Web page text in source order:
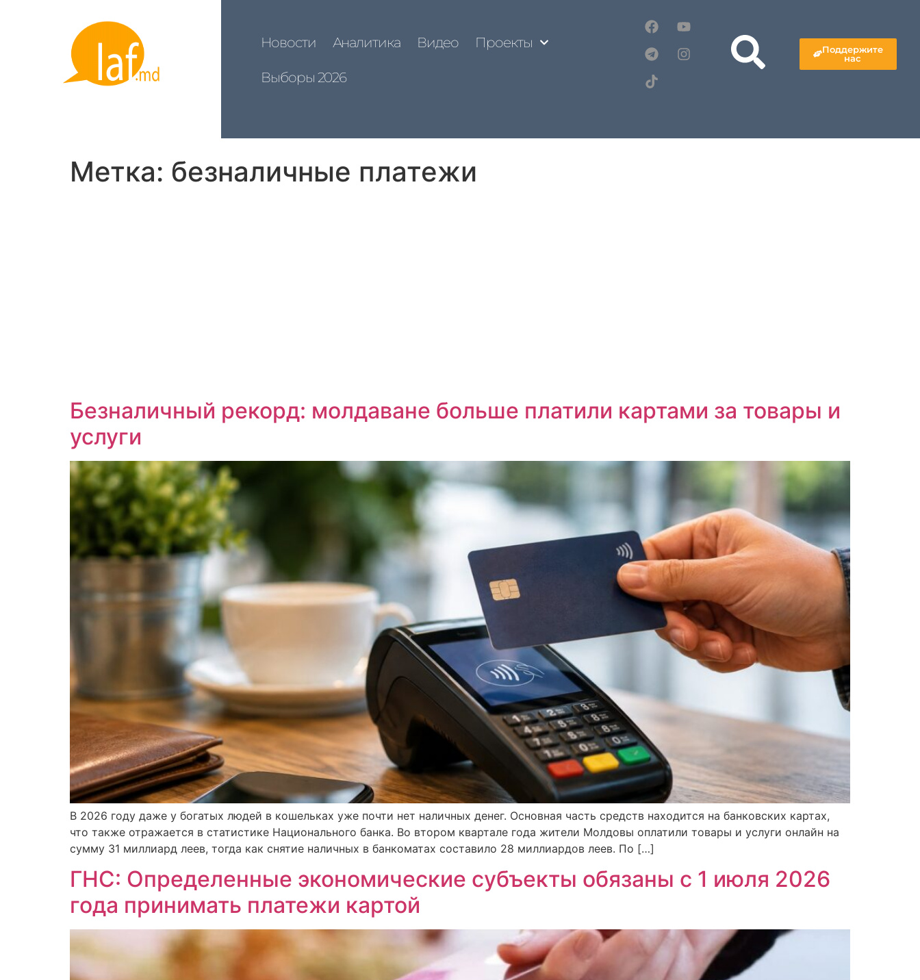
Новости Аналитика Видео Проекты
Выборы 2026
Поддержите
нас
Метка: безналичные платежи
Безналичный рекорд: молдаване больше платили картами за товары и
услуги
В 2026 году даже у богатых людей в кошельках уже почти нет наличных денег. Основная часть средств находится на банковских картах,
что также отражается в статистике Национального банка. Во втором квартале года жители Молдовы оплатили товары и услуги онлайн на
сумму 31 миллиард леев, тогда как снятие наличных в банкоматах составило 28 миллиардов леев. По […]
ГНС: Определенные экономические субъекты обязаны с 1 июля 2026
года принимать платежи картой